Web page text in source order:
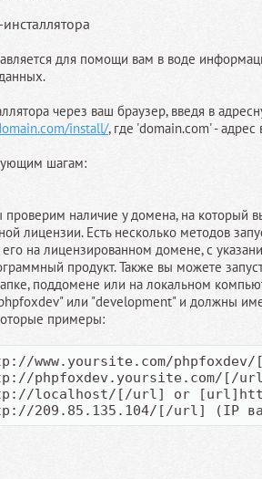
для помощи вам в воде
через ваш браузер, введя в
install/, где 'domain.com' - адрес
шагам:
наличие у домена, на который
лицензии. Есть несколько методов
на лицензированном домене, с
продукт. Также вы можете
поддомене или на локальном
или "development" и должны
примеры:
www.yoursite.com/
phpfoxdev.yoursite.com/[/
localhost/[/url] or
209.85.135.104/[/url] (IP